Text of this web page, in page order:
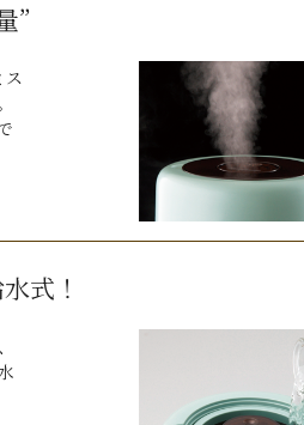
”
ス
式！